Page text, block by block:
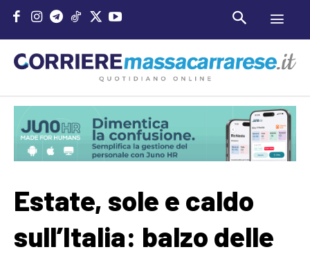
Estate, sole e caldo
sull’Italia: balzo delle